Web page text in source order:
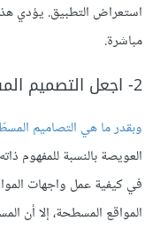
استعراض التطبيق. يؤدي هذا
مباشرة.
2- اجعل التصميم المسطّح أسهل للفهم
وبقدر ماهي التصاميم
العويصة بالنسبة للمفهوم
في كيفية عمل واجهات
المواقع المسطحة، إلا أن